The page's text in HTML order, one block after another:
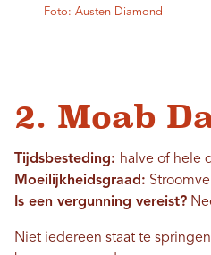
Foto: Austen Diamond
2. Moab
Tijdsbesteding: halve of hele
Moeilijkheidsgraad:
Is een vergunning vereist?
Niet iedereen staat te